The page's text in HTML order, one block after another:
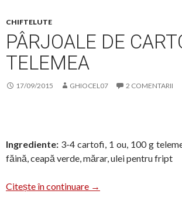
CHIFTELUTE
PÂRJOALE DE
TELEMEA
17/09/2015 GHIOCEL07 2 COMENTARII
Ingrediente: 3-4 cartofi, 1 ou, 100 g
făină, ceapă verde, mărar, ulei pentru fript
Citește în continuare Pârjoale de cartofi cu
→